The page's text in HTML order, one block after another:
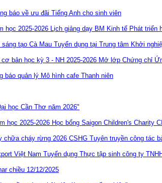
báo về ưu đãi Tiếng Anh cho sinh viên
Lịch giảng dạy BM Kinh tế Phát triển
Tuyển dụng tại Trung tâm Khởi
Mở lớp Chứng chỉ
báo quản lý Mô hình cafe Thanh niên
học Cần Thơ năm 2026"
Học bổng Saigon Children's Charity
Tuyên truyền công tác
Tuyển dụng Thực tập sinh công ty
chiều 12/12/2025